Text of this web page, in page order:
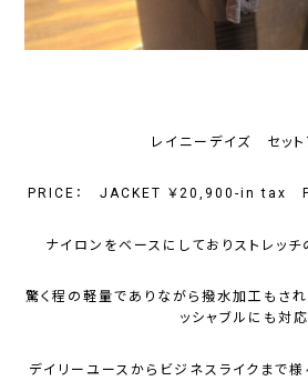
レイニーデイズ セット
PRICE： JACKET ￥20,900-in tax
ナイロンをベースにしておりストレッチ
驚く程の軽量でありながら撥水加工もされ
ッシャブルにも対応
デイリーユースからビジネスライクまで